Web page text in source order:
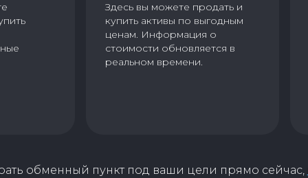
Здесь вы можете продать и
купить активы по выгодным
ценам. Информация о
стоимости обновляется в
реальном времени.
обменный пункт под ваши цели прямо сейчас,